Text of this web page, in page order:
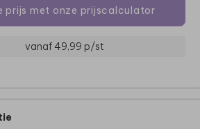
prijs met onze prijscalculator
vanaf 49,99 p/st